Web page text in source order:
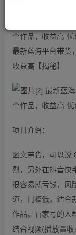
最新蓝海平台带货
收益高【揭秘】
项目介绍：
图文带货，可以说
烈，另外在抖音快
很容易就亏钱，风
道，门槛低，适合
作品。百家号的人
结合视频(播放量